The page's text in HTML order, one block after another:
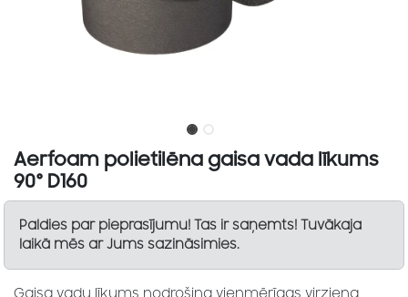
Aerfoam polietilēna gaisa vada līkums
90° D160
Paldies par pieprasījumu! Tas ir saņemts! Tuvākaja
laikā mēs ar Jums sazināsimies.